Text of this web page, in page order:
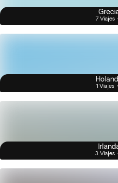
7 Viajes
1 Viajes
3 Viajes